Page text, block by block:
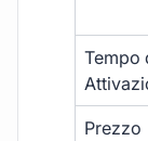
Tempo
Prezzo